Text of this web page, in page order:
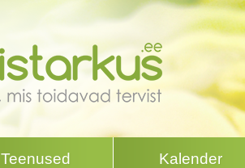
Teenused Kalender